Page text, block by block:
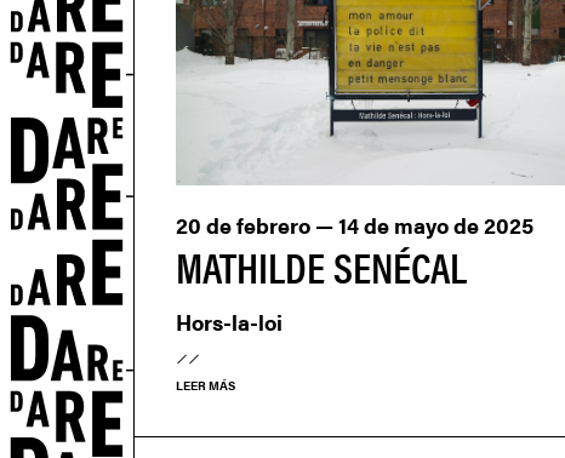
MATHILDE SENÉCAL
20 de febrero — 14 de mayo de 2025
Hors-la-loi
LEER MÁS